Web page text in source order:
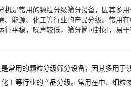
机是常用的颗粒分级筛分设备，因其多
、能源、化工等行业的产品分级。常用
行平稳，噪声较低，筛分筒可封闭，易于
常用的颗粒分级筛分设备，因其多用于
工等行业的产品分级。常用在中、细